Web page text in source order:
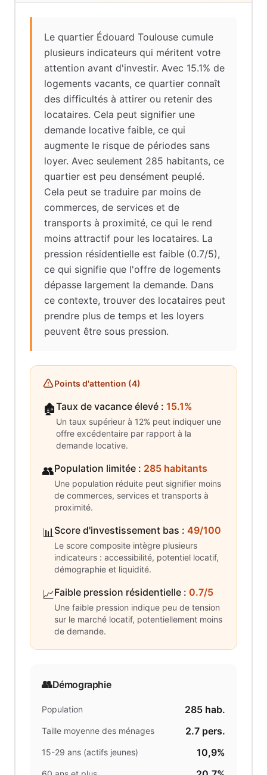
Le quartier Édouard Toulouse cumule
plusieurs indicateurs qui méritent votre
attention avant d'investir. Avec 15.1% de
logements vacants, ce quartier connaît
des difficultés à attirer ou retenir des
locataires. Cela peut signifier une
demande locative faible, ce qui
augmente le risque de périodes sans
loyer. Avec seulement 285 habitants, ce
quartier est peu densément peuplé.
Cela peut se traduire par moins de
commerces, de services et de
transports à proximité, ce qui le rend
moins attractif pour les locataires. La
pression résidentielle est faible (0.7/5),
ce qui signifie que l'offre de logements
dépasse largement la demande. Dans
ce contexte, trouver des locataires peut
prendre plus de temps et les loyers
peuvent être sous pression.
Points d'attention (4)
🏚️Taux de vacance élevé : 15.1%
Un taux supérieur à 12% peut indiquer une
offre excédentaire par rapport à la
demande locative.
👥Population limitée : 285 habitants
Une population réduite peut signifier moins
de commerces, services et transports à
proximité.
📊Score d'investissement bas : 49/100
Le score composite intègre plusieurs
indicateurs : accessibilité, potentiel locatif,
démographie et liquidité.
📈Faible pression résidentielle : 0.7/5
Une faible pression indique peu de tension
sur le marché locatif, potentiellement moins
de demande.
👥Démographie
Population 285 hab.
Taille moyenne des ménages 2.7 pers.
15-29 ans (actifs jeunes) 10,9%